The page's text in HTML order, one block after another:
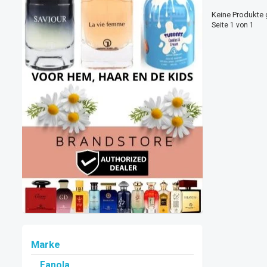
Marke
Keine Produkte
Seite 1 von 1